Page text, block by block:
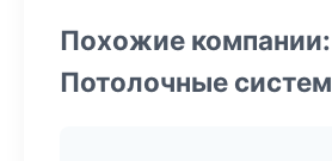
Похожие компании:
Потолочные